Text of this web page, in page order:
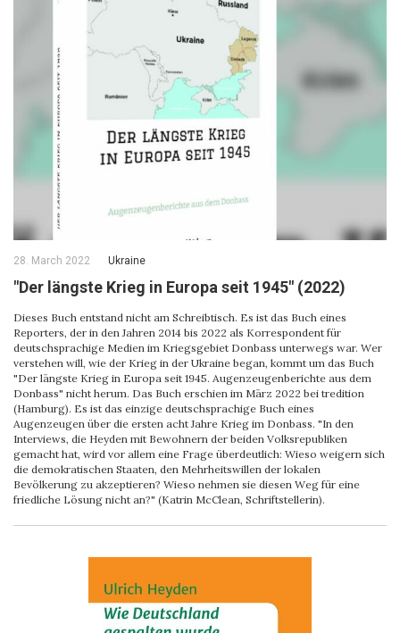
28. March 2022 Ukraine
"Der längste Krieg in Europa seit 1945" (2022)
Dieses Buch entstand nicht am Schreibtisch. Es ist das Buch eines
Reporters, der in den Jahren 2014 bis 2022 als Korrespondent für
deutschsprachige Medien im Kriegsgebiet Donbass unterwegs war. Wer
verstehen will, wie der Krieg in der Ukraine began, kommt um das Buch
"Der längste Krieg in Europa seit 1945. Augenzeugenberichte aus dem
Donbass" nicht herum. Das Buch erschien im März 2022 bei tredition
(Hamburg). Es ist das einzige deutschsprachige Buch eines
Augenzeugen über die ersten acht Jahre Krieg im Donbass. "In den
Interviews, die Heyden mit Bewohnern der beiden Volksrepubliken
gemacht hat, wird vor allem eine Frage überdeutlich: Wieso weigern sich
die demokratischen Staaten, den Mehrheitswillen der lokalen
Bevölkerung zu akzeptieren? Wieso nehmen sie diesen Weg für eine
friedliche Lösung nicht an?" (Katrin McClean, Schriftstellerin).